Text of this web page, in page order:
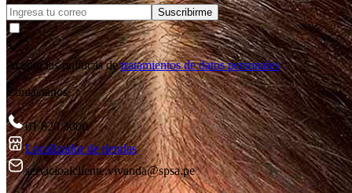
Suscribirme
Acepto las políticas de tratamientos de datos personales
Contáctanos
01 620 3000
Localizador de tiendas
servicioalcliente.vivanda@spsa.pe